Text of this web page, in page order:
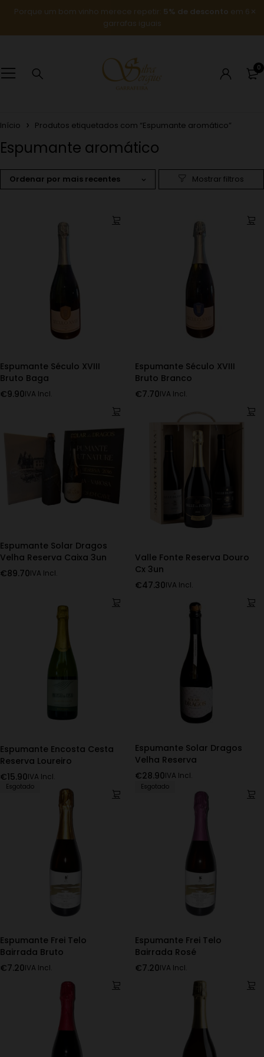
Porque um bom vinho merece repetir: 5% de desconto em 6
garrafas iguais
0
Início Produtos etiquetados com “Espumante aromático”
Espumante aromático
Ordenar por mais recentes
Espumante Século XVIII
Bruto Baga
€9.90IVA Incl.
Espumante Século XVIII
Bruto Branco
€7.70IVA Incl.
Espumante Solar Dragos
Velha Reserva Caixa 3un
€89.70IVA Incl.
Valle Fonte Reserva Douro
Cx 3un
€47.30IVA Incl.
Espumante Encosta Cesta
Reserva Loureiro
€15.90IVA Incl.
Espumante Solar Dragos
Velha Reserva
€28.90IVA Incl.
Esgotado
Espumante Frei Telo
Bairrada Bruto
€7.20IVA Incl.
Esgotado
Espumante Frei Telo
Bairrada Rosé
€7.20IVA Incl.